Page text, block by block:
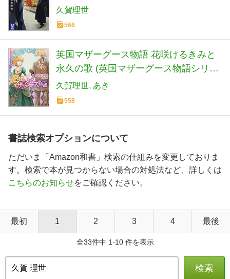
久賀理世
566
英国マザーグース物語 花咲けるきみと
永久の歌 (英国マザーグース物語シリー
ズ) (コバルト文庫)
久賀理世 あき
558
書誌検索オプションについて
ただいま「Amazon和書」検索の仕組みを変更しておりま
す。検索で本が見つからない場合の対処法など、詳しくは
こちらのお知らせをご確認ください。
最初 1 2 3 4 最後
全33件中 1-10 件を表示
検索